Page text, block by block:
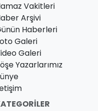
Vakitleri
Arşivi
Haberleri
Galeri
Galeri
Yazarlarımız